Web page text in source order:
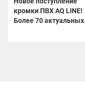
кромки ПВХ AQ LINE!
Более 70 актуальных